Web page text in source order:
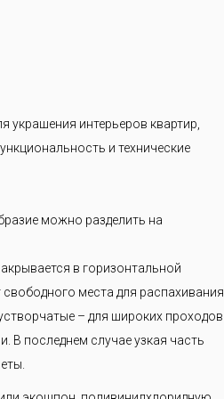
интерьеров квартир,
и технические
можно разделить на
в горизонтальной
места для распахивания.
– для широких проходов
последнем случае узкая часть